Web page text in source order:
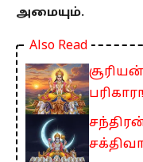
அமையும்.
Also Read